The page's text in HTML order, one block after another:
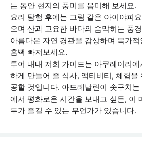
는 동안 현지의 풍미를 음미해 보세요.
요리 탐험 후에는 그림 같은 아이야피
으며 산과 고요한 바다의 숨막히는 풍
아름다운 자연 경관을 감상하며 목가
흠뻑 빠져보세요.
투어 내내 저희 가이드는 아쿠레이리
하게 만들어 줄 식사, 액티비티, 체험을
공할 것입니다. 아드레날린이 솟구치
에서 평화로운 시간을 보내고 싶든, 이
두가 즐길 수 있는 무언가가 있습니다.